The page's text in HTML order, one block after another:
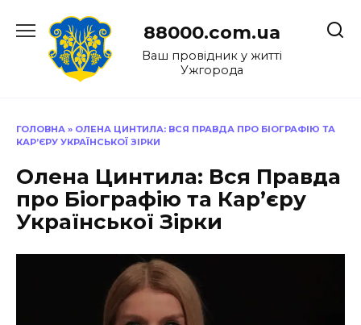
до
88000.com.ua
Ваш провідник у житті
Ужгорода
ГОЛОВНА » ОЛЕНА ЦИНТИЛА: ВСЯ ПРАВДА ПРО БІОГРАФІЮ ТА
КАР’ЄРУ УКРАЇНСЬКОЇ ЗІРКИ
Олена Цинтила: Вся Правда
про Біографію та Кар’єру
Української Зірки